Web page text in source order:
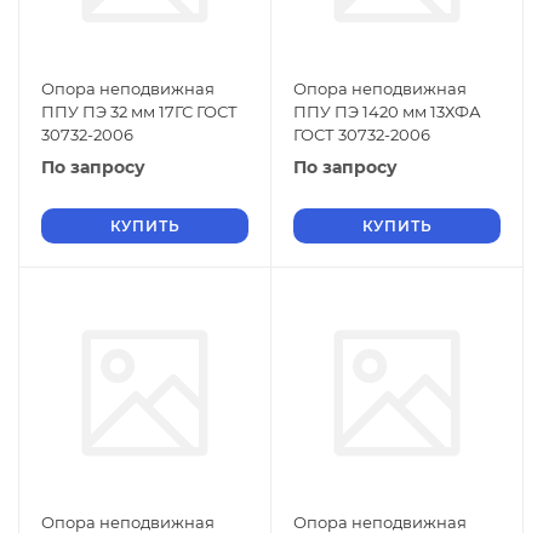
Опора неподвижная
ППУ ПЭ 32 мм 17ГС ГОСТ
30732-2006
По запросу
КУПИТЬ
Опора неподвижная
ППУ ПЭ 1420 мм 13ХФА
ГОСТ 30732-2006
По запросу
КУПИТЬ
Опора неподвижная
Опора неподвижная